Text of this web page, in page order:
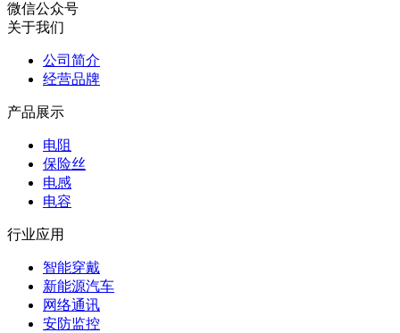
微信公众号
关于我们
公司简介
经营品牌
产品展示
电阻
保险丝
电感
电容
行业应用
智能穿戴
新能源汽车
网络通讯
安防监控